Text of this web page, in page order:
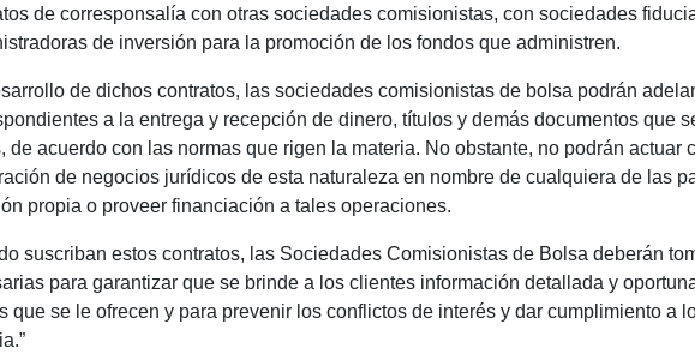
de corresponsalía con otras sociedades comisionistas, con sociedades
de inversión para la promoción de los fondos que administren.
de dichos contratos, las sociedades comisionistas de bolsa podrán
a la entrega y recepción de dinero, títulos y demás documentos que
de acuerdo con las normas que rigen la materia. No obstante, no podrán actuar
de negocios jurídicos de esta naturaleza en nombre de cualquiera de las
propia o proveer financiación a tales operaciones.
suscriban estos contratos, las Sociedades Comisionistas de Bolsa deberán
para garantizar que se brinde a los clientes información detallada y
que se le ofrecen y para prevenir los conflictos de interés y dar cumplimiento a